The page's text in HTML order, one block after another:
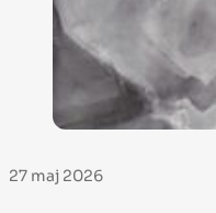
27 maj 2026